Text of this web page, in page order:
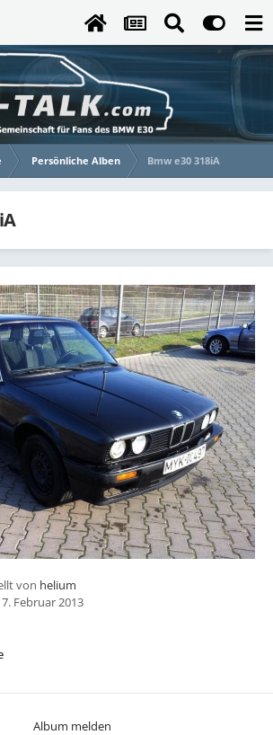
Persönliche Alben Bmw e30 318iA
von helium
7. Februar 2013
Album melden